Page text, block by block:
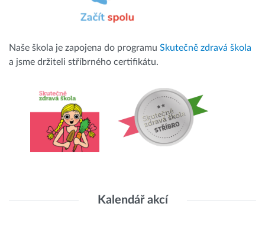
Naše škola je zapojena do programu Skutečně zdravá škola
a jsme držiteli stříbrného certifikátu.
Kalendář akcí